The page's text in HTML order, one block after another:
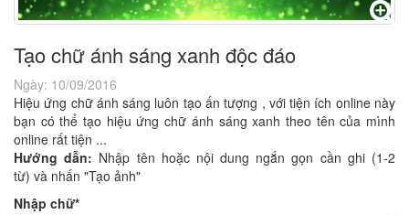
Tạo chữ ánh sáng xanh độc đáo
Ngày: 10/09/2016
Hiệu ứng chữ ánh sáng luôn tạo ấn tượng , với tiện ích online này
bạn có thể tạo hiệu ứng chữ ánh sáng xanh theo tên của mình
online rất tiện ...
Hướng dẫn: Nhập tên hoặc nội dung ngắn gọn cần ghi (1-2
từ) và nhấn "Tạo ảnh"
Nhập chữ*